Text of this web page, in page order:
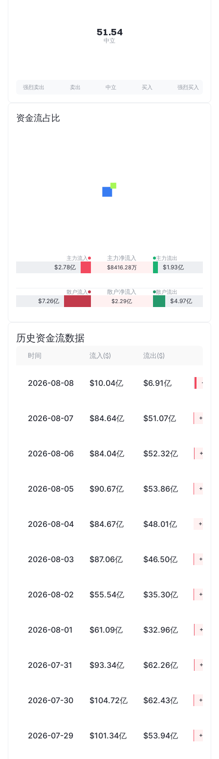
51.54
中立
强烈卖出 卖出 中立 买入 强烈买入
资金流占比
主力流入
$2.78亿
主力净流入
$8416.28万
主力流出
$1.93亿
散户流入
$7.26亿
散户净流入
$2.29亿
散户流出
$4.97亿
历史资金流数据
时间 流入($) 流出($)
2026-08-08 $10.04亿 $6.91亿
2026-08-07 $84.64亿 $51.07亿
2026-08-06 $84.04亿 $52.32亿
2026-08-05 $90.67亿 $53.86亿
2026-08-04 $84.67亿 $48.01亿
2026-08-03 $87.06亿 $46.50亿
2026-08-02 $55.54亿 $35.30亿
2026-08-01 $61.09亿 $32.96亿
2026-07-31 $93.34亿 $62.26亿
2026-07-30 $104.72亿 $62.43亿
2026-07-29 $101.34亿 $53.94亿